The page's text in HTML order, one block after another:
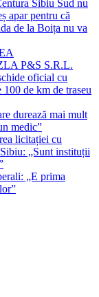
Sibiu Sud nu
apar pentru că
de la Boița nu va
P&S S.R.L.
oficial cu
100 de km de traseu
durează mai mult
medic”
licitației cu
„Sunt instituții
„E prima